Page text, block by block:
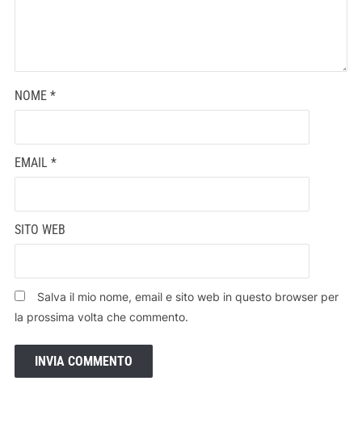
NOME *
EMAIL *
SITO WEB
Salva il mio nome, email e sito web in questo browser per
la prossima volta che commento.